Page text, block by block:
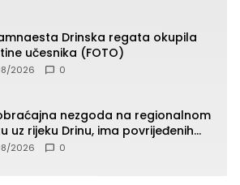
Drinska regata okupila
učesnika (FOTO)
2026 0
nezgoda na regionalnom
uz rijeku Drinu, ima povrijeđenih
(FOTO)
2026 0